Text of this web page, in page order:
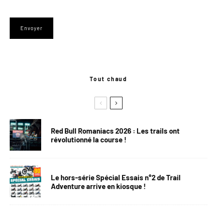
Tout chaud
Red Bull Romaniacs 2026 : Les trails ont
révolutionné la course !
Le hors-série Spécial Essais n°2 de Trail
Adventure arrive en kiosque !